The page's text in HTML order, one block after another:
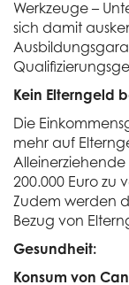
Werkzeuge –
sich damit
Kein Elterngeld
Die
mehr auf
200.000 Euro zu
Zudem werden
Bezug von
Gesundheit:
Konsum von